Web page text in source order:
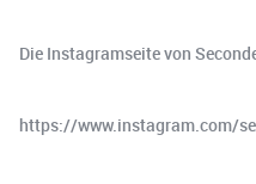
Die Instagramseite von
https://www.instagram.com/